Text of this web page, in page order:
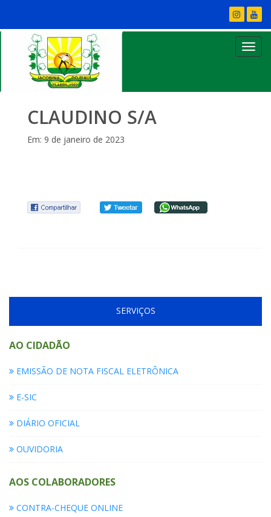
CLAUDINO S/A
Em: 9 de janeiro de 2023
SERVIÇOS
AO CIDADÃO
EMISSÃO DE NOTA FISCAL ELETRÔNICA
E-SIC
DIÁRIO OFICIAL
OUVIDORIA
AOS COLABORADORES
CONTRA-CHEQUE ONLINE